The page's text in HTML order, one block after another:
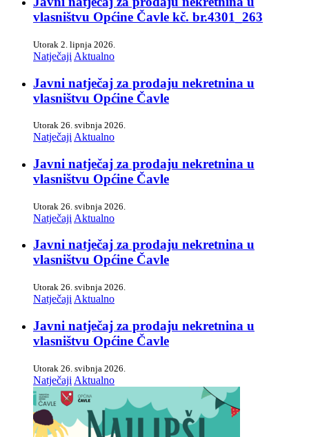
vlasništvu Općine Čavle kč. br.4301_263
Utorak 2. lipnja 2026.
Natječaji Aktualno
Javni natječaj za prodaju nekretnina u
vlasništvu Općine Čavle
Utorak 26. svibnja 2026.
Natječaji Aktualno
Javni natječaj za prodaju nekretnina u
vlasništvu Općine Čavle
Utorak 26. svibnja 2026.
Natječaji Aktualno
Javni natječaj za prodaju nekretnina u
vlasništvu Općine Čavle
Utorak 26. svibnja 2026.
Natječaji Aktualno
Javni natječaj za prodaju nekretnina u
vlasništvu Općine Čavle
Utorak 26. svibnja 2026.
Natječaji Aktualno